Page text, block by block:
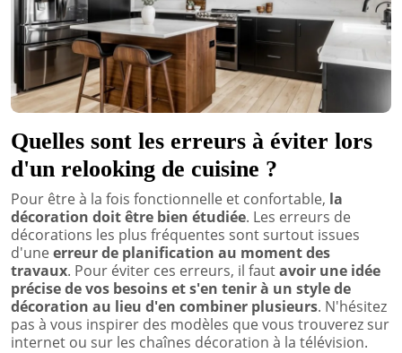
Quelles sont les erreurs à éviter lors
d'un relooking de cuisine ?
Pour être à la fois fonctionnelle et confortable, la
décoration doit être bien étudiée. Les erreurs de
décorations les plus fréquentes sont surtout issues
d'uneerreur de planification au moment des
travaux. Pour éviter ces erreurs, il fautavoir une idée
précise de vos besoins et s'en tenir à un style de
décoration au lieu d'en combiner plusieurs. N'hésitez
pas à vous inspirer des modèles que vous trouverez sur
internet ou sur les chaînes décoration à la télévision.